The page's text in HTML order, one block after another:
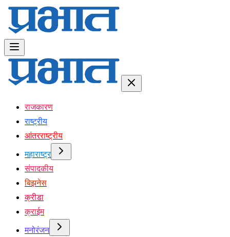
राजकारण
राष्ट्रीय
आंतरराष्ट्रीय
महाराष्ट्र
संपादकीय
बिझनेस
क्रीडा
क्राईम
मनोरंजन